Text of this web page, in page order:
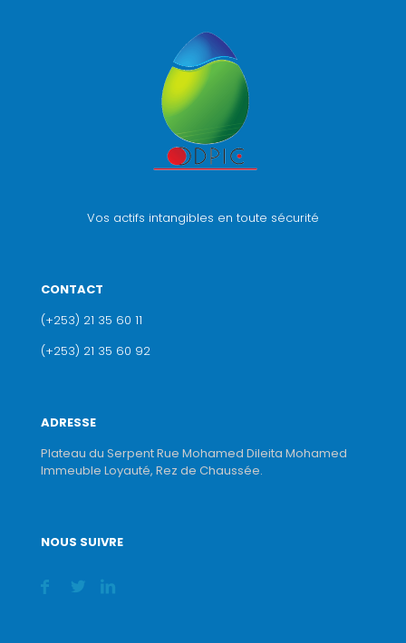
Vos actifs intangibles en toute sécurité
CONTACT
(+253) 21 35 60 11
(+253) 21 35 60 92
ADRESSE
Plateau du Serpent Rue Mohamed Dileita Mohamed
Immeuble Loyauté, Rez de Chaussée.
NOUS SUIVRE